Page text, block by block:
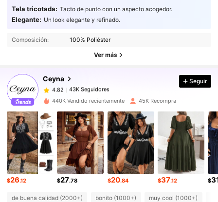
Tela tricotada: Tacto de punto con un aspecto acogedor.
Elegante: Un look elegante y refinado.
Composición: 100% Poliéster
Ver más
Ceyna
4.82 43K Seguidores
43K Seguidores
43K Seguidores
4.82
43K Seguidores
r***e seguidoHace 2 horas
4.82
43K Seguidores
4.82 43K Seguidores
4.82 43K Seguidores
4.82 43K Seguidores
4.82 43K Seguidores
4.82 43K Seguidores
Seguir
440K Vendido recientemente 45K Recompra
$26.12 $27.78 $20.84 $37.12 $
de buena calidad (2000+) bonito (1000+) muy cool (1000+)